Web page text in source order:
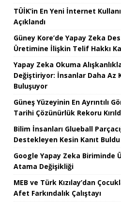
TÜİK’in En Yeni İnternet
Açıklandı
Güney Kore’de Yapay Zeka
Üretimine İlişkin Telif Hakkı
Yapay Zeka Okuma
Değiştiriyor: İnsanlar Daha Az
Buluşuyor
Güneş Yüzeyinin En Ayrıntılı
Tarihi Çözünürlük Rekoru
Bilim İnsanları Glueball
Destekleyen Kesin Kanıt Buldu
Google Yapay Zeka Biriminde
Atama Değişikliği
MEB ve Türk Kızılay’dan
Afet Farkındalık Çalıştayı